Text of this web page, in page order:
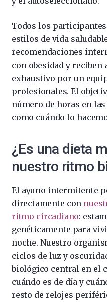
Todos los
estilos de vida
recomendaciones
con obesidad y reciben
exhaustivo por un
profesionales. El
número de horas en
como cuándo lo
¿Es una dieta
nuestro ritmo
El ayuno intermitente
directamente con
ritmo circadiano:
genéticamente para
noche. Nuestro
ciclos de luz y
biológico central en el
cuándo es de día y
resto de relojes